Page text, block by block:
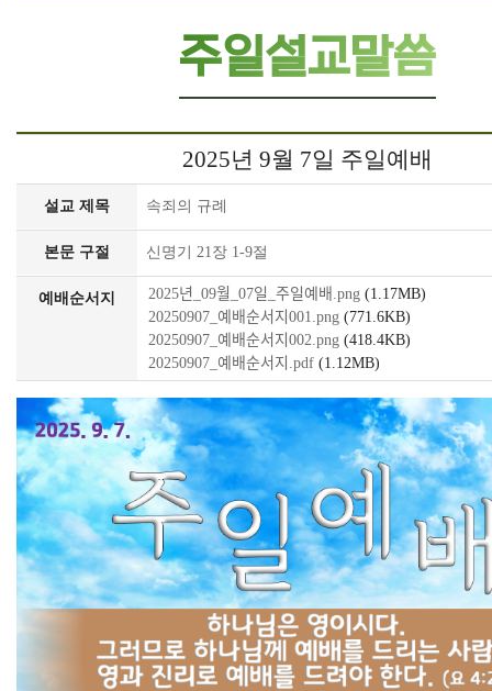
주일설교말씀
2025년 9월 7일 주일예배
설교 제목 속죄의 규례
본문 구절 신명기 21장 1-9절
예배순서지 2025년_09월_07일_주일예배.png (1.17MB)
20250907_예배순서지001.png (771.6KB)
20250907_예배순서지002.png (418.4KB)
20250907_예배순서지.pdf (1.12MB)